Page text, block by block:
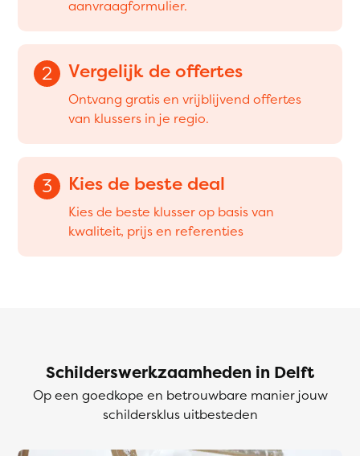
aanvraagformulier.
2 Vergelijk de offertes
Ontvang gratis en vrijblijvend offertes
van klussers in je regio.
3 Kies de beste deal
Kies de beste klusser op basis van
kwaliteit, prijs en referenties
Schilderswerkzaamheden in Delft
Op een goedkope en betrouwbare manier jouw
schildersklus uitbesteden